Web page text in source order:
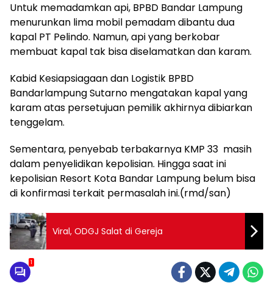
Untuk memadamkan api, BPBD Bandar Lampung
menurunkan lima mobil pemadam dibantu dua
kapal PT Pelindo. Namun, api yang berkobar
membuat kapal tak bisa diselamatkan dan karam.
Kabid Kesiapsiagaan dan Logistik BPBD
Bandarlampung Sutarno mengatakan kapal yang
karam atas persetujuan pemilik akhirnya dibiarkan
tenggelam.
Sementara, penyebab terbakarnya KMP 33 masih
dalam penyelidikan kepolisian. Hingga saat ini
kepolisian Resort Kota Bandar Lampung belum bisa
di konfirmasi terkait permasalah ini.(rmd/san)
Viral, ODGJ Salat di Gereja
1